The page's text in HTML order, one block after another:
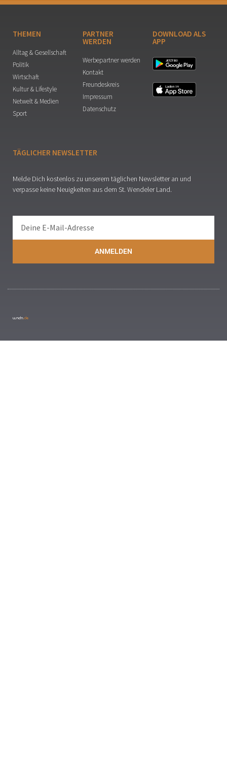
THEMEN
Alltag & Gesellschaft
Politik
Wirtschaft
Kultur & Lifestyle
Netwelt & Medien
Sport
PARTNER
WERDEN
Werbepartner werden
Kontakt
Freundeskreis
Impressum
Datenschutz
DOWNLOAD ALS
APP
TÄGLICHER NEWSLETTER
Melde Dich kostenlos zu unserem täglichen Newsletter an und
verpasse keine Neuigkeiten aus dem St. Wendeler Land.
ANMELDEN